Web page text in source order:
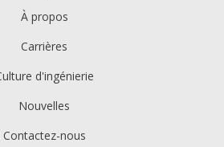
À propos
Carrières
d'ingénierie
Nouvelles
Contactez-nous